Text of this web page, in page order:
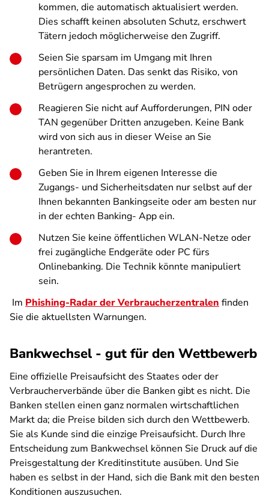
kommen, die automatisch aktualisiert werden.
Dies schafft keinen absoluten Schutz, erschwert
Tätern jedoch möglicherweise den Zugriff.
Seien Sie sparsam im Umgang mit Ihren
persönlichen Daten. Das senkt das Risiko, von
Betrügern angesprochen zu werden.
Reagieren Sie nicht auf Aufforderungen, PIN oder
TAN gegenüber Dritten anzugeben. Keine Bank
wird von sich aus in dieser Weise an Sie
herantreten.
Geben Sie in Ihrem eigenen Interesse die
Zugangs- und Sicherheitsdaten nur selbst auf der
Ihnen bekannten Bankingseite oder am besten nur
in der echten Banking- App ein.
Nutzen Sie keine öffentlichen WLAN-Netze oder
frei zugängliche Endgeräte oder PC fürs
Onlinebanking. Die Technik könnte manipuliert
sein.
Im Phishing-Radar der Verbraucherzentralen finden
Sie die aktuellsten Warnungen.
Bankwechsel - gut für den Wettbewerb
Eine offizielle Preisaufsicht des Staates oder der
Verbraucherverbände über die Banken gibt es nicht. Die
Banken stellen einen ganz normalen wirtschaftlichen
Markt da; die Preise bilden sich durch den Wettbewerb.
Sie als Kunde sind die einzige Preisaufsicht. Durch Ihre
Entscheidung zum Bankwechsel können Sie Druck auf die
Preisgestaltung der Kreditinstitute ausüben. Und Sie
haben es selbst in der Hand, sich die Bank mit den besten
Konditionen auszusuchen.